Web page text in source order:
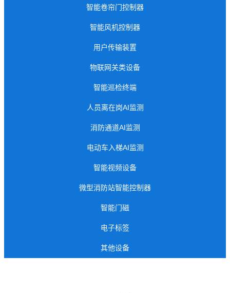
智能卷帘门控制器
智能风机控制器
用户传输装置
物联网关类设备
智能巡检终端
人员离在岗AI监测
消防通道AI监测
电动车入梯AI监测
智能视频设备
微型消防站智能控制器
智能门磁
电子标签
其他设备